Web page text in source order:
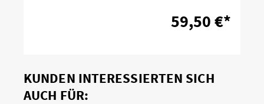
59,50 €*
KUNDEN INTERESSIERTEN SICH
AUCH FÜR: